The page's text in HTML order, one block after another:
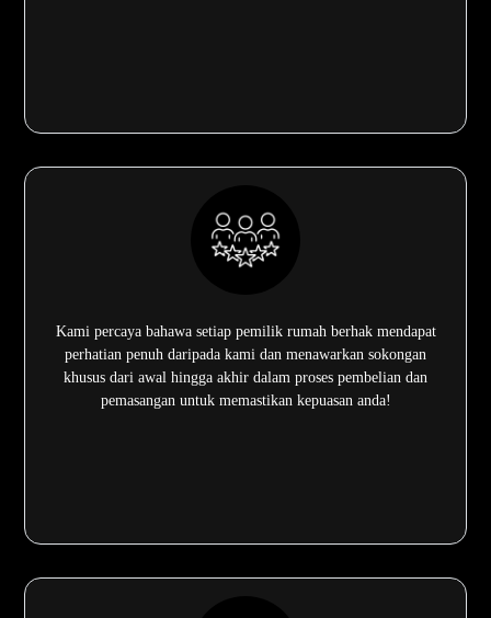
Kami percaya bahawa setiap pemilik rumah berhak mendapat
perhatian penuh daripada kami dan menawarkan sokongan
khusus dari awal hingga akhir dalam proses pembelian dan
pemasangan untuk memastikan kepuasan anda!